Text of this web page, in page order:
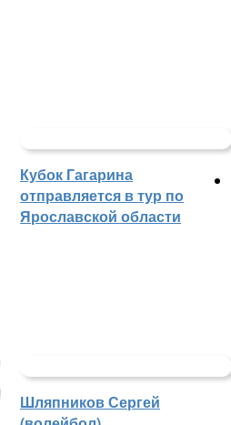
Кубок Гагарина
отправляется в тур по
Ярославской области
Шляпников Сергей